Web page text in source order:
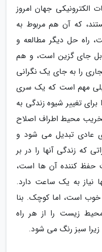
جهان امروز
که آن هم مربوط به
راه حل دیگر مطالعه و
جای گزین است، و هم
را به جای یک نگرانی
خیلی مهم است که یک سری
برای تغییر شیوه زندگی به
محیط اطراف اصلاح
عادی تبدیل می شود و
که زندگی آنها را در بر
حفظ کننده آن ها است،
نیاز به یک ساعت دارد.
خوب است، اما کوچک. بنا
زیست را از هر راه
سبز رنگ می شود.